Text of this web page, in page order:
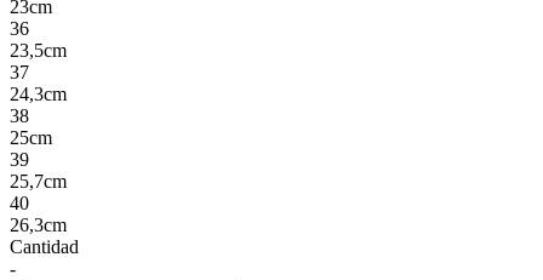
23cm
36
23,5cm
37
24,3cm
38
25cm
39
25,7cm
40
26,3cm
Cantidad
-